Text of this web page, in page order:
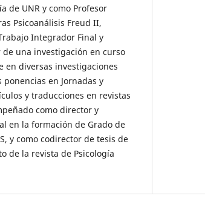
de UNR y como Profesor
Psicoanálisis Freud II,
Integrador Final y
una investigación en curso
en diversas investigaciones
en Jornadas y
y traducciones en revistas
como director y
en la formación de Grado de
y como codirector de tesis de
de la revista de Psicología